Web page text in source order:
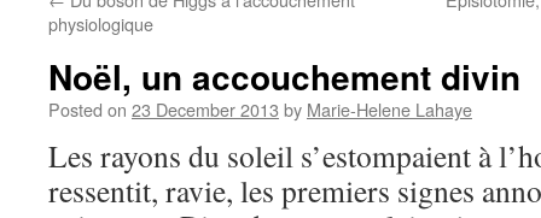
physiologique
Noël, un accouchement divin
Posted on 23 December 2013 by Marie-Helene Lahaye
Les rayons du soleil s’estompaient à
ressentit, ravie, les premiers signes